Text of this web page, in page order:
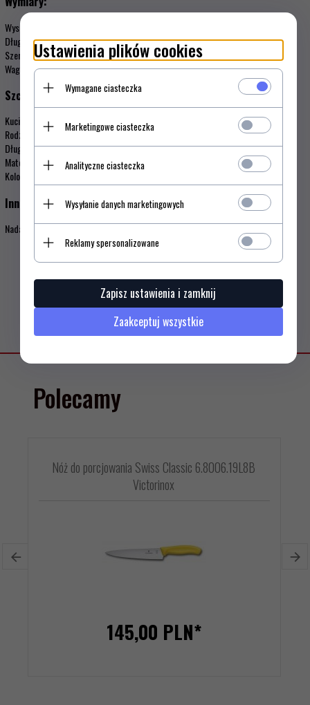
Wysokość: 17 mm
Długość: 315 mm
Szerokość: 48 mm
Waga: 92 g
Szczegóły:
Kucie: Nie
Rodzaj ostrza: Standardowe proste ostrze
Długość ostrza: 19 cm
Materiał: Elastomery termoplastyczne (TPE)
Kolor: Pomarańczowy
Inne informacje:
Nadaje się do mycia w zmywarce: Tak
Opinie Klientów
Polecamy
Nóż do porcjowania Swiss Classic 6.8006.19L8B
Victorinox
145,00 PLN*
Ustawienia plików cookies
Wymagane ciasteczka
Marketingowe ciasteczka
Analityczne ciasteczka
Wysyłanie danych marketingowych
Reklamy spersonalizowane
Zapisz ustawienia i zamknij
Zaakceptuj wszystkie